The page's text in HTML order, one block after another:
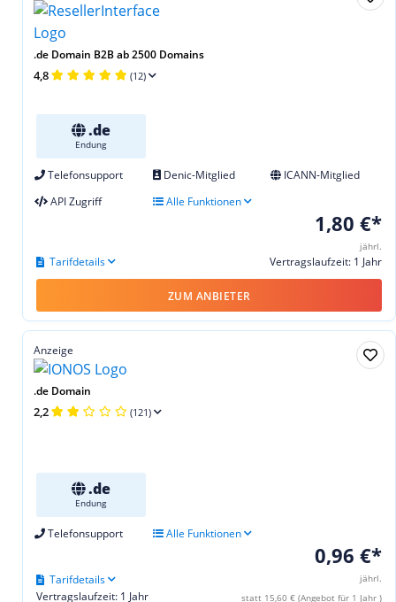
.de Domain B2B ab 2500 Domains
4,8 (12)
.de
Endung
Telefonsupport Denic-Mitglied
ICANN-Mitglied
API Zugriff
Alle Funktionen
1,80 €*
jährl.
Vertragslaufzeit: 1 Jahr
Tarifdetails
ZUM ANBIETER
Anzeige
.de Domain
2,2 (121)
.de
Endung
Telefonsupport Alle Funktionen
0,96 €*
jährl.
statt 15,60 € (Angebot für 1 Jahr )
Vertragslaufzeit: 1 Jahr
Tarifdetails